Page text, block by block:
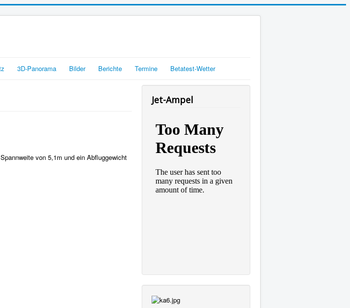
3D-Panorama Bilder Berichte Termine Betatest-Wetter
von 5,1m und ein Abfluggewicht
Jet-Ampel